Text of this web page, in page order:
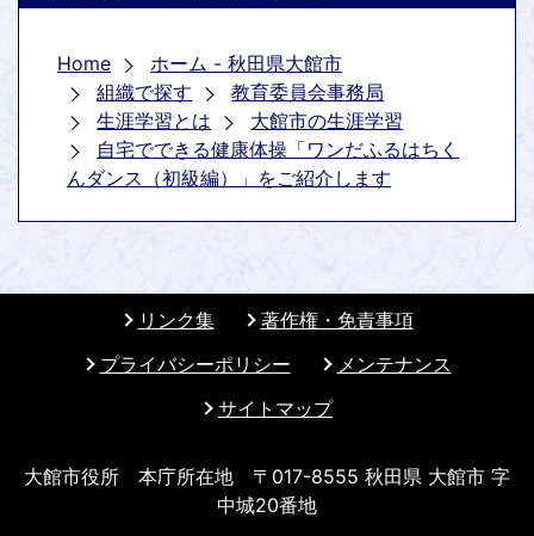
Home
ホーム - 秋田県大館市
組織で探す
教育委員会事務局
生涯学習とは
大館市の生涯学習
自宅でできる健康体操「ワンだふるはちく
んダンス（初級編）」をご紹介します
リンク集
著作権・免責事項
プライバシーポリシー
メンテナンス
サイトマップ
大館市役所 本庁所在地 〒017-8555 秋田県 大館市 字
中城20番地